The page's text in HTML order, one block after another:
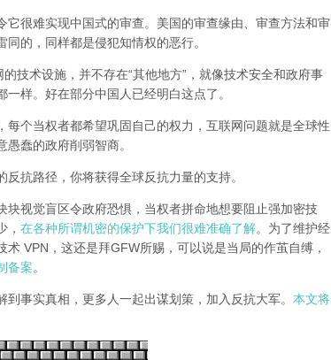
很难实现中国式的审查。美国的审查缘由、审查方法和审
同的，同样都是侵犯知情权的恶行。
技术设施，并不存在“其他地方”，就像技术安全和政府事
样。好在部分中国人已经明白这点了。
个当权者都希望巩固自己的权力，互联网问题就是全球性
愚蠢的政府削弱智商。
抗路径，你将获得全球反抗力量的支持。
视觉盲区令政府恐惧，当权者拼命地想要阻止强加密技
， 在各种所谓机密的保护下我们很难准确了解。为了维护经
VPN，这还是拜GFW所赐，可以说是当局的作茧自缚，
备案。
事实真相，更多人一起出谋划策，加入反抗大军。 本文将